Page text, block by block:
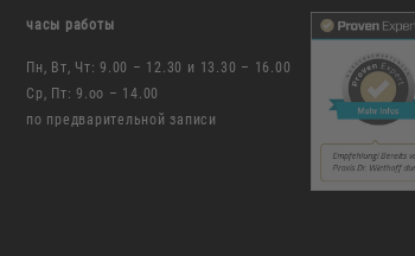
часы работы
Пн, Вт, Чт: 9.00 – 12.30 и 13.30 – 16.00
Ср, Пт: 9.oo – 14.00
по предварительной записи